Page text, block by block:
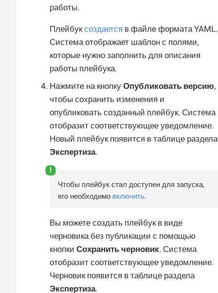
работы.
Плейбуксоздается в файле формата YAML.
Система отображает шаблон с полями,
которые нужно заполнить для описания
работы плейбука.
Нажмите на кнопку Опубликовать версию,
чтобы сохранить изменения и
опубликовать созданный плейбук. Система
отобразит соответствующее уведомление.
Новый плейбук появится в таблице раздела
Экспертиза.
Чтобы плейбук стал доступен для запуска,
его необходимо включить.
Вы можете создать плейбук в виде
черновика без публикации с помощью
кнопки Сохранить черновик. Система
отобразит соответствующее уведомление.
Черновик появится в таблице раздела
Экспертиза.